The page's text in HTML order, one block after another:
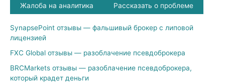
Жалоба на аналитика Рассказать о проблеме
SynapsePoint отзывы — фальшивый брокер с липовой
лицензией
FXC Global отзывы — разоблачение псевдоброкера
BRCMarkets отзывы — разоблачение псевдоброкера,
который крадет деньги